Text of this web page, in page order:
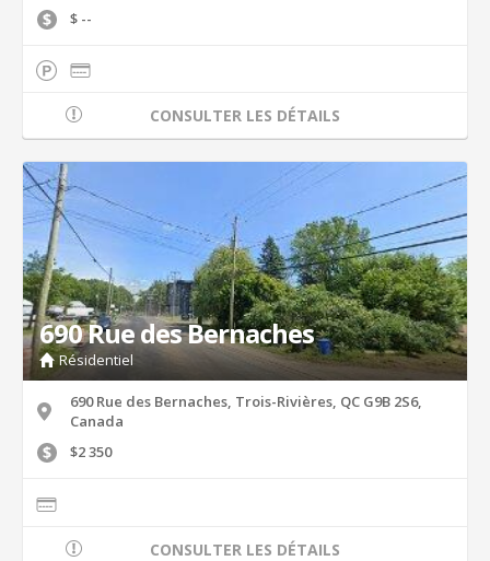
$ --
CONSULTER LES DÉTAILS
690 Rue des Bernaches
Résidentiel
690 Rue des Bernaches, Trois-Rivières, QC G9B 2S6,
Canada
$2 350
CONSULTER LES DÉTAILS